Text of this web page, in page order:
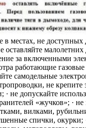
в местах, не доступных
оставляйте малолетних
за включенными
работающие
самодельные
не крепите
· не допускайте
«жучков»; · не
вилками,
спички, окурки;